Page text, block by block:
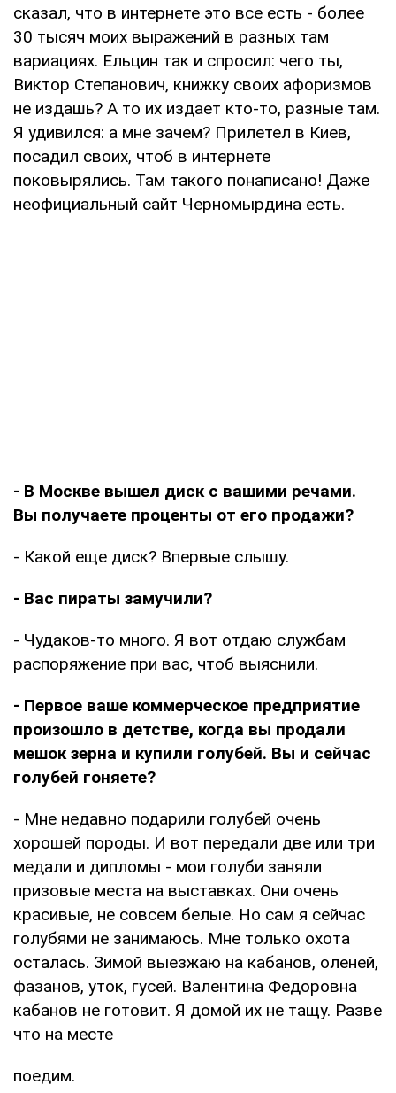
сказал, что в интернете это все есть - более
30 тысяч моих выражений в разных там
вариациях. Ельцин так и спросил: чего ты,
Виктор Степанович, книжку своих афоризмов
не издашь? А то их издает кто-то, разные там.
Я удивился: а мне зачем? Прилетел в Киев,
посадил своих, чтоб в интернете
поковырялись. Там такого понаписано! Даже
неофициальный сайт Черномырдина есть.
- В Москве вышел диск с вашими речами.
Вы получаете проценты от его продажи?
- Какой еще диск? Впервые слышу.
- Вас пираты замучили?
- Чудаков-то много. Я вот отдаю службам
распоряжение при вас, чтоб выяснили.
- Первое ваше коммерческое предприятие
произошло в детстве, когда вы продали
мешок зерна и купили голубей. Вы и сейчас
голубей гоняете?
- Мне недавно подарили голубей очень
хорошей породы. И вот передали две или три
медали и дипломы - мои голуби заняли
призовые места на выставках. Они очень
красивые, не совсем белые. Но сам я сейчас
голубями не занимаюсь. Мне только охота
осталась. Зимой выезжаю на кабанов, оленей,
фазанов, уток, гусей. Валентина Федоровна
кабанов не готовит. Я домой их не тащу. Разве
что на месте
поедим.